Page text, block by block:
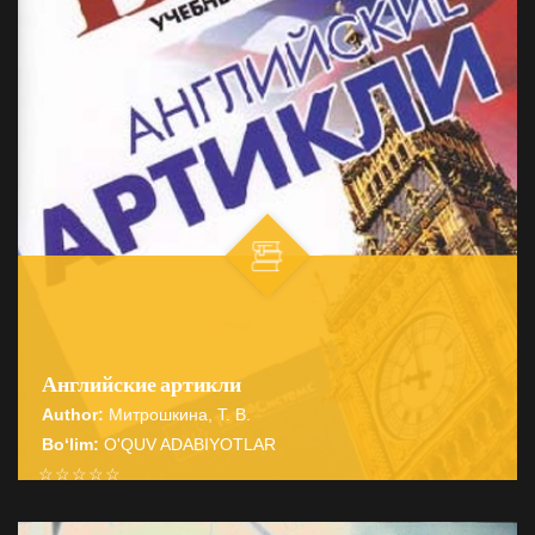
Английские артикли
Author: Митрошкина, Т. В.
Bo‘lim: O'QUV ADABIYOTLAR
☆
☆
☆
☆
☆
Справочник содержит подробные сведения о системе